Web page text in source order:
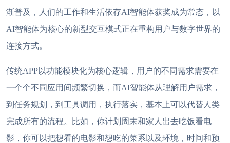
渐普及，人们的工作和生活依存AI智能体获奖成为常态，以
AI智能体为核心的新型交互模式正在重构用户与数字世界的
连接方式。
传统APP以功能模块化为核心逻辑，用户的不同需求需要在
一个个不同应用间频繁切换，而AI智能体从理解用户需求，
到任务规划，到工具调用，执行落实，基本上可以代替人类
完成所有的流程。比如，你计划周末和家人出去吃饭看电
影，你可以把想看的电影和想吃的菜系以及环境，时间和预